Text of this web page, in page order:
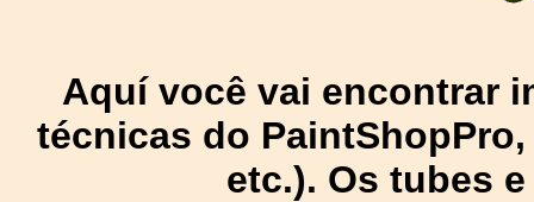
Aquí você vai encontrar
técnicas do
etc.). Os tubes